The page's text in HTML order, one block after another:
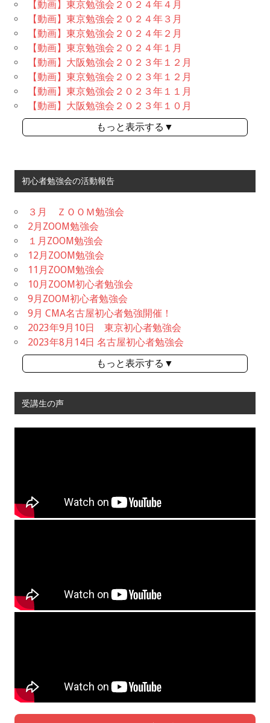
【動画】東京勉強会２０２４年４月
【動画】東京勉強会２０２４年３月
【動画】東京勉強会２０２４年２月
【動画】東京勉強会２０２４年１月
【動画】大阪勉強会２０２３年１２月
【動画】東京勉強会２０２３年１２月
【動画】東京勉強会２０２３年１１月
【動画】大阪勉強会２０２３年１０月
もっと表示する▼
初心者勉強会の活動報告
３月 ＺＯＯＭ勉強会
2月ZOOM勉強会
１月ZOOM勉強会
12月ZOOM勉強会
11月ZOOM勉強会
10月ZOOM初心者勉強会
9月ZOOM初心者勉強会
9月 CMA名古屋初心者勉強開催！
2023年9月10日 東京初心者勉強会
2023年8月14日 名古屋初心者勉強会
もっと表示する▼
受講生の声